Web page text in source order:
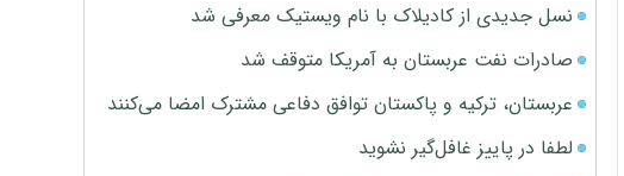
نسل جدیدی از کادیلاک با نام ویستیک معرفی شد
صادرات نفت عربستان به آمریکا متوقف شد
عربستان، ترکیه و پاکستان توافق دفاعی مشترک امضا می‌کنند
لطفا در پاییز غافل‌گیر نشوید